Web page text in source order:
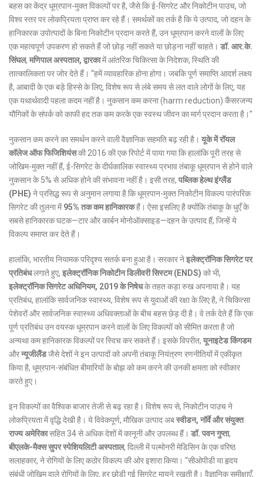
बहस का केंद्र धूम्रपान-मुक्त विकल्पों पर है, जैसे कि ई-सिगरेट और निकोटीन पाउच, जो
विश्व स्तर पर लोकप्रियता प्राप्त कर रहे हैं। समर्थकों का तर्क है कि ये उत्पाद, जो दहन के
हानिकारक उपोत्पादों के बिना निकोटीन प्रदान करते हैं, उन धूम्रपान करने वालों के लिए
एक महत्वपूर्ण उपकरण हो सकते हैं जो छोड़ नहीं सकते या छोड़ना नहीं चाहते। डॉ. आर.के.
सिंघल, मणिपाल अस्पताल, द्वारकामें आंतरिक चिकित्सा के निदेशक, स्थिति की
तात्कालिकता पर जोर देते हैं। “हमें व्यावहारिक होना होगा। जबकि पूर्ण समाप्ति आदर्श लक्ष्य
है, आबादी के एक बड़े हिस्से के लिए, विशेष रूप से लंबे समय से लत वाले लोगों के लिए, यह
एक यथार्थवादी पहला कदम नहीं है। नुकसान कम करना (harm reduction) कैंसरजन्य
यौगिकों के संपर्क को काफी हद तक कम करके एक स्वस्थ जीवन का मार्ग प्रदान करता है।”
नुकसान कम करने का समर्थन करने वाली वैज्ञानिक सहमति बढ़ रही है। यूके में रॉयल
कॉलेज ऑफ फिजिशियंसकी 2016 की एक रिपोर्ट में पाया गया कि हालांकि पूरी तरह से
जोखिम-मुक्त नहीं हैं, ई-सिगरेट के दीर्घकालिक स्वास्थ्य प्रभाव तंबाकू धूम्रपान से होने वाले
नुकसान के 5% से अधिक होने की संभावना नहीं है। इसी तरह, पब्लिक हेल्थ इंग्लैंड
(PHE) ने प्रसिद्ध रूप से अनुमान लगाया है कि धूम्रपान-मुक्त निकोटीन विकल्प पारंपरिक
सिगरेट की तुलना में95% तक कम हानिकारकहैं। ऐसा इसलिए है क्योंकि तंबाकू के धुएँ के
सबसे हानिकारक घटक—टार और कार्बन मोनोऑक्साइड—दहन के उत्पाद हैं, जिन्हें ये
विकल्प समाप्त कर देते हैं।
हालांकि, भारतीय नियामक परिदृश्य सतर्क बना हुआ है। सरकार नेइलेक्ट्रॉनिक सिगरेट पर
प्रतिबंधलगाते हुए, इलेक्ट्रॉनिक निकोटीन डिलीवरी सिस्टम (ENDS) को भी,
इलेक्ट्रॉनिक सिगरेट अधिनियम, 2019 के निषेधके तहत कड़ा रुख अपनाया है। यह
प्रतिबंध, हालांकि सार्वजनिक स्वास्थ्य, विशेष रूप से युवाओं की रक्षा के लिए है, ने चिकित्सा
पेशेवरों और सार्वजनिक स्वास्थ्य अधिवक्ताओं के बीच बहस छेड़ दी है। वे तर्क देते हैं कि एक
पूर्ण प्रतिबंध उन वयस्क धूम्रपान करने वालों के लिए विकल्पों को सीमित करता है जो
अन्यथा कम हानिकारक विकल्पों पर स्विच कर सकते हैं। इसके विपरीत, यूनाइटेड किंगडम
औरन्यूजीलैंडजैसे देशों ने इन उत्पादों को अपनी तंबाकू नियंत्रण रणनीतियों में एकीकृत
किया है, धूम्रपान-संबंधित बीमारियों के बोझ को कम करने की उनकी क्षमता को स्वीकार
करते हुए।
इन विकल्पों का वैश्विक बाजार तेजी से बढ़ रहा है। विशेष रूप से, निकोटीन पाउच ने
लोकप्रियता में वृद्धि देखी है। ये विवेकपूर्ण, मौखिक उत्पाद अबस्वीडन, नॉर्वे और संयुक्त
राज्य अमेरिकासहित 34 से अधिक देशों में कानूनी और उपलब्ध हैं। डॉ. पवन गुप्ता,
बीएलके-मैक्स सुपर स्पेशियलिटी अस्पताल, दिल्ली में पल्मोनरी मेडिसिन के एक वरिष्ठ
सलाहकार, ने रोगियों के लिए कठोर विकल्प की ओर इशारा किया। “सीओपीडी या हृदय
संबंधी जोखिम वाले रोगियों के लिए, हर छोड़ी गई सिगरेट मायने रखती है। वैज्ञानिक समीक्षाएँ,